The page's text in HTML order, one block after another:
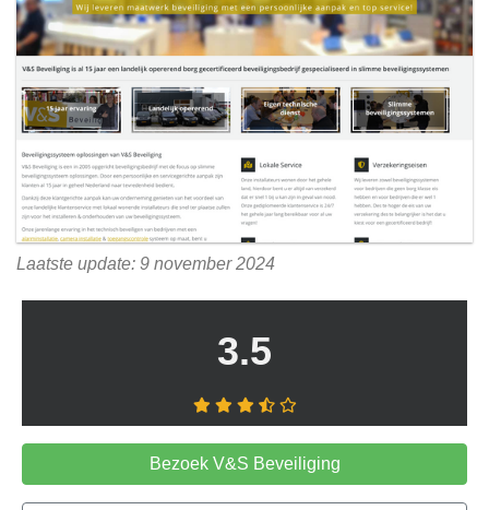
Laatste update: 9 november 2024
3.5
Bezoek V&S Beveiliging